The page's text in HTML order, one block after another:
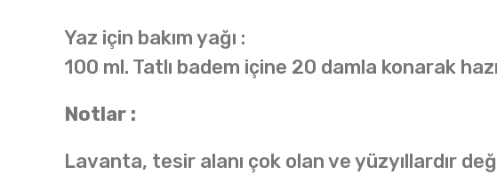
Yaz için bakım yağı :
100 ml. Tatlı badem içine 20 damla konarak
Notlar :
Lavanta, tesir alanı çok olan ve yüzyıllardır